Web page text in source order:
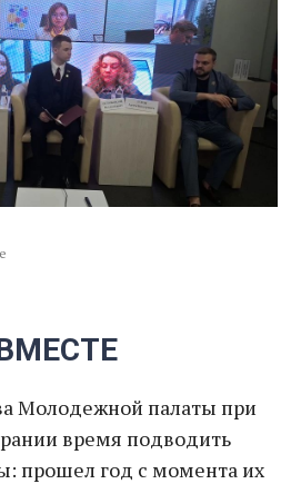
Молодежной палаты при
время подводить
прошел год с момента их